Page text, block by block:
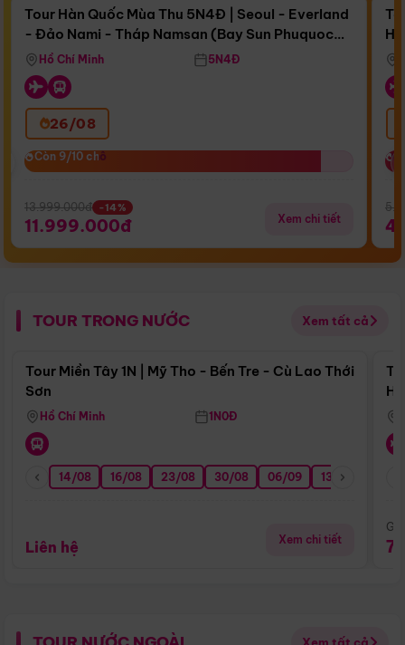
Còn17 ngày 11:46:08
Bay Sun Phuquoc Airways
Tour Hàn Quốc Mùa Thu 5N4Đ | Seoul - Everland
- Đảo Nami - Tháp Namsan (Bay Sun Phuquoc
Airways)
Hồ Chí Minh 5N4Đ
26/08
Còn 9/10 chỗ
Còn 9/10 chỗ
13.999.000đ -14%
11.999.000đ Xem chi tiết
TOUR TRONG NƯỚC Xem tất cả
Điểm nổi bật
Tour Miền Tây 1N | Mỹ Tho - Bến Tre - Cù Lao Thới
Sơn
Hồ Chí Minh 1N0Đ
14/08 16/08 23/08 30/08 06/09 13/09
Liên hệ Xem chi tiết